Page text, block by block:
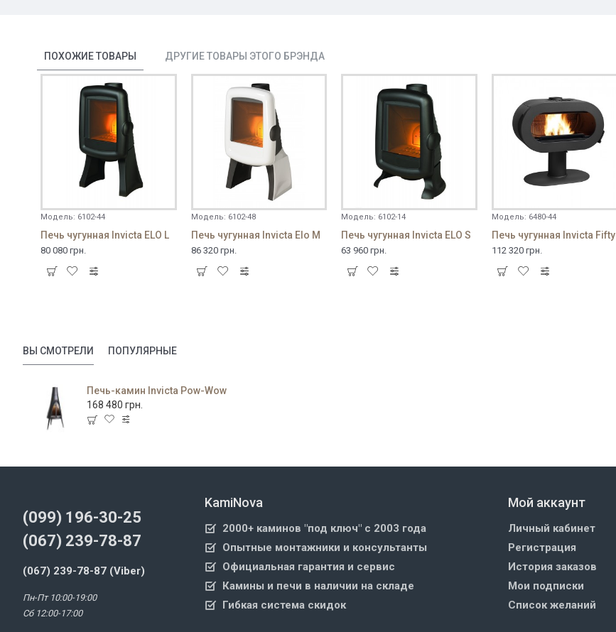
ПОХОЖИЕ ТОВАРЫ ДРУГИЕ ТОВАРЫ ЭТОГО БРЭНДА
Модель: 6102-44
Печь чугунная Invicta ELO L
80 080 грн.
Модель: 6102-48
Печь чугунная Invicta Elo M
86 320 грн.
Модель: 6102-14
Печь чугунная Invicta ELO S
63 960 грн.
Модель: 6480-44
Печь чугунная Invicta Fifty
112 320 грн.
ВЫ СМОТРЕЛИ ПОПУЛЯРНЫЕ
Печь-камин Invicta Pow-Wow
168 480 грн.
(099) 196-30-25
(067) 239-78-87
(067) 239-78-87 (Viber)
Пн-Пт 10:00-19:00
Сб 12:00-17:00
KamiNova
2000+ каминов "под ключ" с 2003 года
Опытные монтажники и консультанты
Официальная гарантия и сервис
Камины и печи в наличии на складе
Гибкая система скидок
Мой аккаунт
Личный кабинет
Регистрация
История заказов
Мои подписки
Список желаний